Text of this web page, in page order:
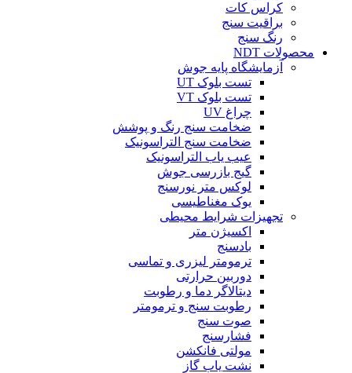
کراس کات
براقیت سنج
رنگ سنج
محصولات NDT
آزمایشگاه پایه جوش
تست بلوک UT
تست بلوک VT
چراغ UV
ضخامت سنج رنگ و پوشش
ضخامت سنج التراسونیک
عیب یاب التراسونیک
گیج بازرسی جوش
لوکس متر نورسنج
یوک مغناطیسی
تجهیزات شرایط محیطی
اکسیژن متر
بادسنج
ترمومتر لیزری و تماسی
دوربین حرارتی
دیتالاگر دما و رطوبت
رطوبت سنج و ترمومتر
صوت سنج
فشارسنج
مولتی فانکشن
نشت یاب گاز